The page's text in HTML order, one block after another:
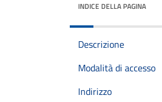
INDICE DELLA PAGINA
Descrizione
Modalità di accesso
Indirizzo